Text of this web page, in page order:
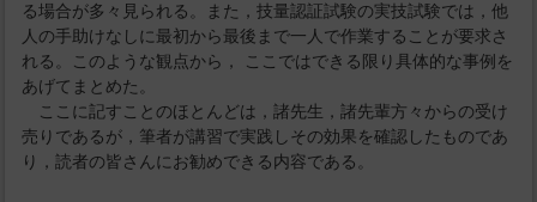
る場合が多々見られる。また，技量認証試験の実技試験では，他
人の手助けなしに最初から最後まで一人で作業することが要求さ
れる。このような観点から， ここではできる限り具体的な事例を
あげてまとめた。
ここに記すことのほとんどは，諸先生，諸先輩方々からの受け
売りであるが，筆者が講習で実践しその効果を確認したものであ
り，読者の皆さんにお勧めできる内容である。